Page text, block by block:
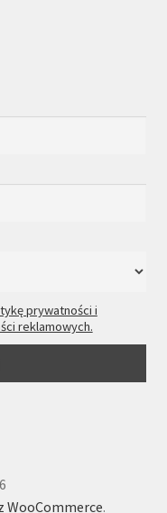
prywatności i
reklamowych.
WooCommerce.